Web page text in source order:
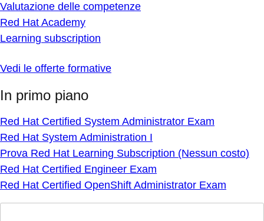
Valutazione delle competenze
Red Hat Academy
Learning subscription
Vedi le offerte formative
In primo piano
Red Hat Certified System Administrator Exam
Red Hat System Administration I
Prova Red Hat Learning Subscription (Nessun costo)
Red Hat Certified Engineer Exam
Red Hat Certified OpenShift Administrator Exam